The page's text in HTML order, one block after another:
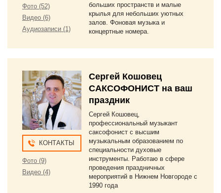
Фото (52)
Видео (6)
Аудиозаписи (1)
больших пространств и малые
крылья для небольших уютных
залов. Фоновая музыка и
концертные номера.
КОНТАКТЫ
Фото (9)
Видео (4)
Сергей Кошовец
САКСОФОНИСТ на ваш
праздник
Сергей Кошовец,
профессиональный музыкант
саксофонист с высшим
музыкальным образованием по
специальности духовые
инструменты. Работаю в сфере
проведения праздничных
мероприятий в Нижнем Новгороде с
1990 года